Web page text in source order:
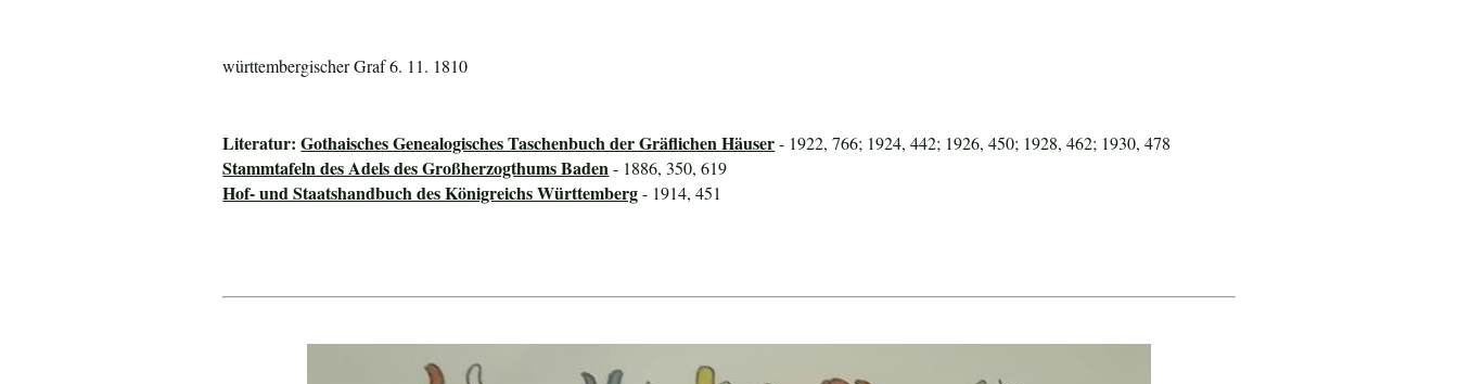
württembergischer Graf 6. 11. 1810
Literatur:Gothaisches Genealogisches Taschenbuch der Gräflichen Häuser- 1922, 766; 1924, 442; 1926, 450; 1928, 462; 1930, 478
Stammtafeln des Adels des Großherzogthums Baden - 1886, 350, 619
Hof- und Staatshandbuch des Königreichs Württemberg- 1914, 451